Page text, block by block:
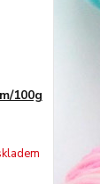
100g